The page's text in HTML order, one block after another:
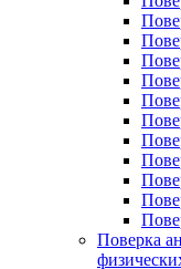
Поверка